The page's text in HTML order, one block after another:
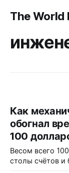
The World
Как
обогнал
100
Весом всего
столы счётов и